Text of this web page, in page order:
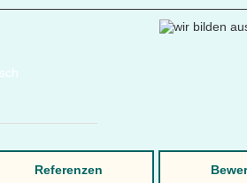
Referenzen